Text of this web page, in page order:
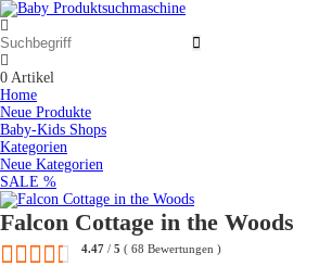
0 Artikel
Home
Neue Produkte
Baby-Kids Shops
Kategorien
Neue Kategorien
SALE %
Falcon Cottage in the Woods
4.47 / 5 ( 68 Bewertungen )